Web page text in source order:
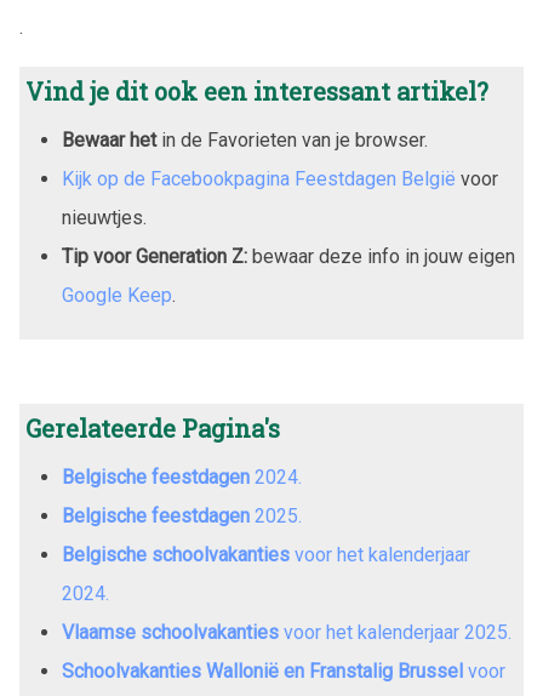
.
Vind je dit ook een interessant artikel?
Bewaar hetin de Favorieten van je browser.
Kijk op de Facebookpagina Feestdagen België voor
nieuwtjes.
Tip voor Generation Z: bewaar deze info in jouw eigen
Google Keep.
Gerelateerde Pagina's
Belgische feestdagen 2024
Belgische feestdagen 2025
Belgische schoolvakanties voor het kalenderjaar
2024
Vlaamse schoolvakanties voor het kalenderjaar 2025
Schoolvakanties Wallonië en Franstalig Brussel voor